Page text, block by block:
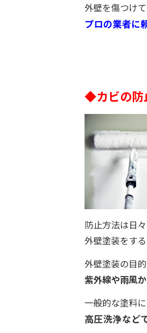
外壁を傷つけ
プロの業者
◆カビの
防止方法は日
外壁塗装をす
外壁塗装の目
紫外線や雨風
一般的な塗料
高圧洗浄など